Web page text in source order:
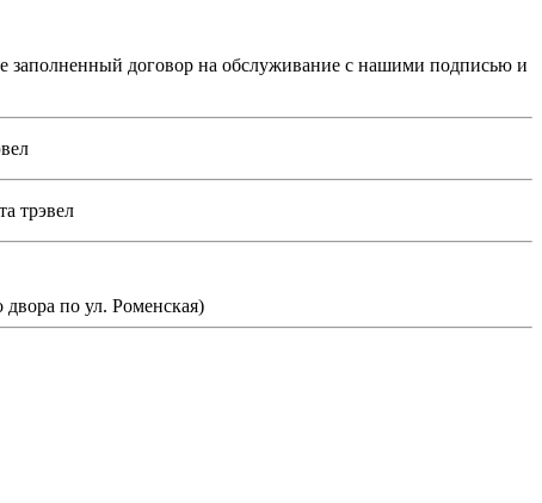
заполненный договор на обслуживание с нашими подписью и
трэвел
двора по ул. Роменская)